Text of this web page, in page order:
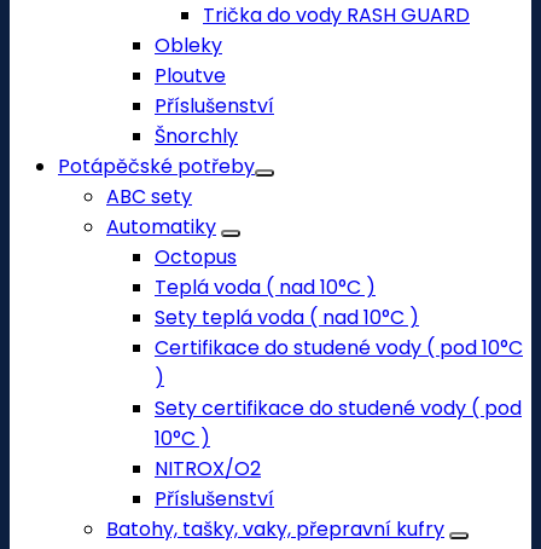
Trička do vody RASH GUARD
Obleky
Ploutve
Příslušenství
Šnorchly
Potápěčské potřeby
ABC sety
Automatiky
Octopus
Teplá voda ( nad 10°C )
Sety teplá voda ( nad 10°C )
Certifikace do studené vody ( pod 10°C
)
Sety certifikace do studené vody ( pod
10°C )
NITROX/O2
Příslušenství
Batohy, tašky, vaky, přepravní kufry